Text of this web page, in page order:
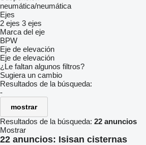
neumática/neumática
Ejes
2 ejes 3 ejes
Marca del eje
BPW
Eje de elevación
Eje de elevación
¿Le faltan algunos filtros?
Sugiera un cambio
Resultados de la búsqueda:
-
mostrar
Resultados de la búsqueda: 22 anuncios
Mostrar
22 anuncios: Isisan cisternas